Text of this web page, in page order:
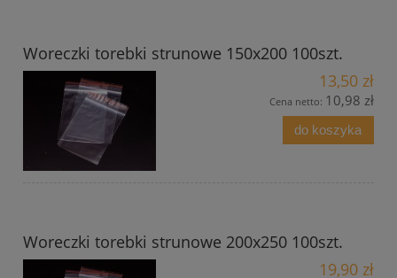
Woreczki torebki strunowe 150x200 100szt.
13,50 zł
Cena netto: 10,98 zł
do koszyka
Woreczki torebki strunowe 200x250 100szt.
19,90 zł